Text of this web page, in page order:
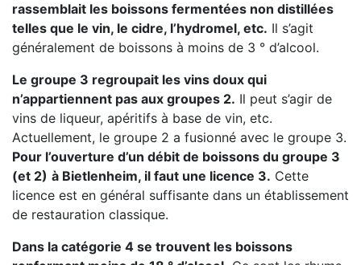
rassemblait les boissons fermentées non distillées
telles que le vin, le cidre, l’hydromel, etc. Il s’agit
généralement de boissons à moins de 3 ° d’alcool.
Le groupe 3 regroupait les vins doux qui
n’appartiennent pas aux groupes 2. Il peut s’agir de
vins de liqueur, apéritifs à base de vin, etc.
Actuellement, le groupe 2 a fusionné avec le groupe 3.
Pour l’ouverture d’un débit de boissons du groupe 3
(et 2) à Bietlenheim, il faut une licence 3. Cette
licence est en général suffisante dans un établissement
de restauration classique.
Dans la catégorie 4 se trouvent les boissons